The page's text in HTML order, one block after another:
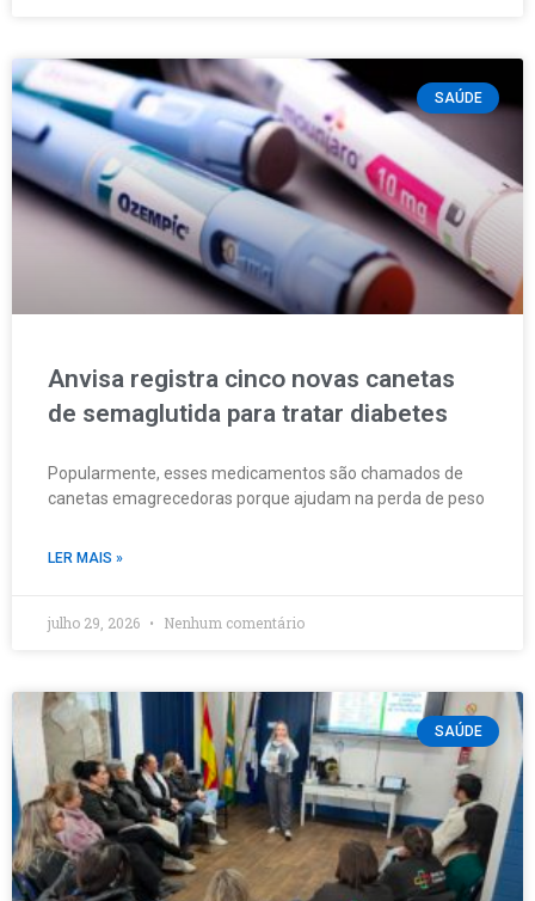
SAÚDE
Anvisa registra cinco novas canetas
de semaglutida para tratar diabetes
Popularmente, esses medicamentos são chamados de
canetas emagrecedoras porque ajudam na perda de peso
LER MAIS »
julho 29, 2026 Nenhum comentário
SAÚDE